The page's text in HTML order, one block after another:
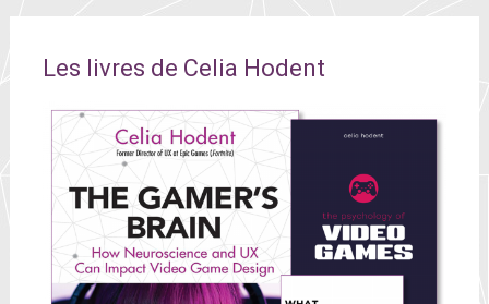
Les livres de Celia Hodent